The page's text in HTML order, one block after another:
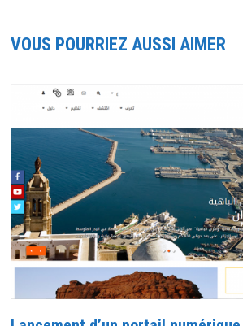
VOUS POURRIEZ AUSSI AIMER